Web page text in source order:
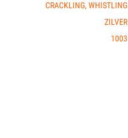
CRACKLING, WHISTLING
ZILVER
1003